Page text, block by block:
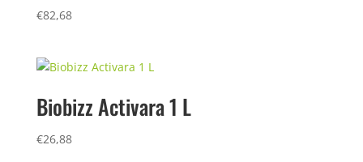
€82,68
Biobizz Activara 1 L
€26,88